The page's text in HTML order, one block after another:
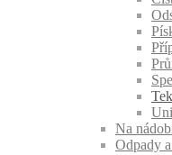
Na
Odpady